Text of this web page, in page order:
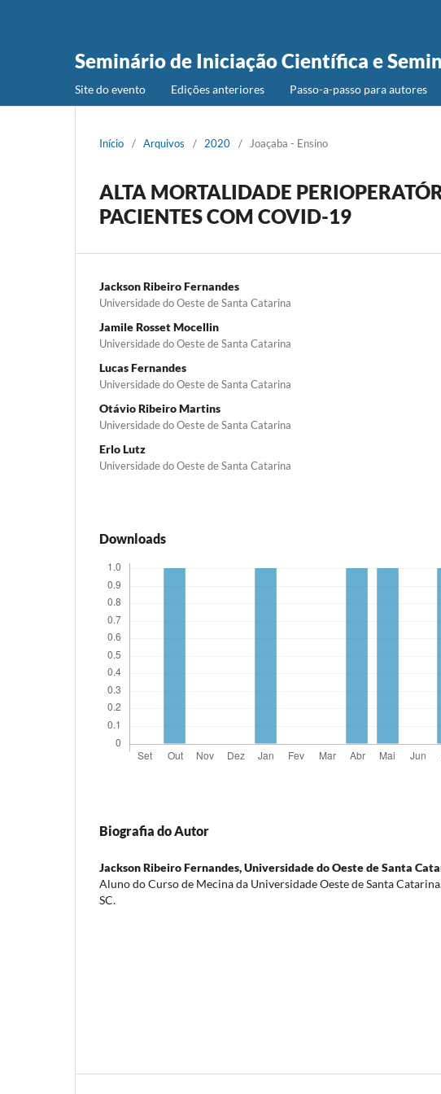
Seminário de Iniciação Científica e
Site do evento Edições anteriores Passo-a-passo para autores
Início / Arquivos / 2020 / Joaçaba - Ensino
ALTA MORTALIDADE
PACIENTES COM COVID-19
Jackson Ribeiro Fernandes
Universidade do Oeste de Santa Catarina
Jamile Rosset Mocellin
Universidade do Oeste de Santa Catarina
Lucas Fernandes
Universidade do Oeste de Santa Catarina
Otávio Ribeiro Martins
Universidade do Oeste de Santa Catarina
Erlo Lutz
Universidade do Oeste de Santa Catarina
Downloads
Biografia do Autor
Jackson Ribeiro Fernandes,Universidade do Oeste de Santa
Aluno do Curso de Mecina da Universidade Oeste de Santa
SC.